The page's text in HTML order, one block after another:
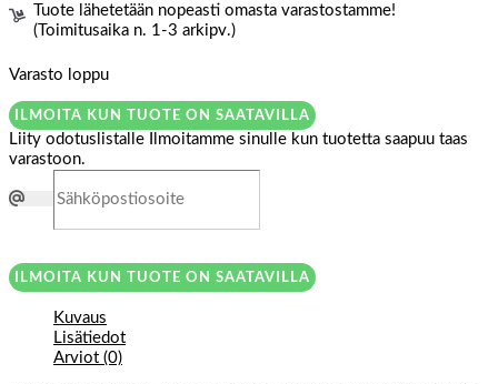
Tuote lähetetään nopeasti omasta varastostamme!
(Toimitusaika n. 1-3 arkipv.)
Varasto loppu
ILMOITA KUN TUOTE ON SAATAVILLA
Liity odotuslistalle
Ilmoitamme sinulle kun tuotetta saapuu taas
varastoon.
ILMOITA KUN TUOTE ON SAATAVILLA
Kuvaus
Lisätiedot
Arviot (0)